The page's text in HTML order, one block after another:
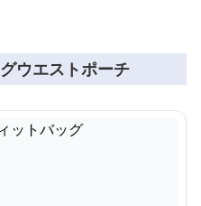
ウエストポーチ